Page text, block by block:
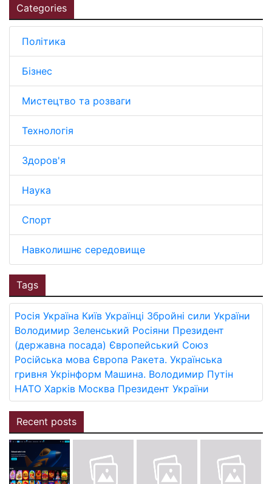
Categories
Політика
Бізнес
Мистецтво та розваги
Технологія
Здоров'я
Наука
Спорт
Навколишнє середовище
Tags
Росія Україна Київ Українці Збройні сили України
Володимир Зеленський Росіяни Президент
(державна посада) Європейський Союз
Російська мова Європа Ракета. Українська
гривня Укрінформ Машина. Володимир Путін
НАТО Харків Москва Президент України
Recent posts